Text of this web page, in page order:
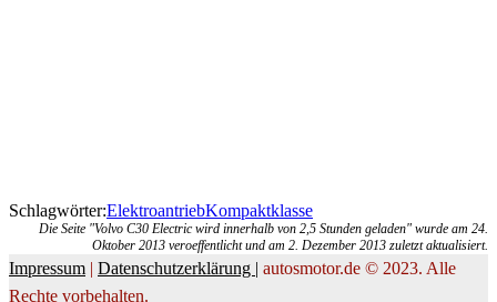
Schlagwörter:ElektroantriebKompaktklasse
Die Seite "Volvo C30 Electric wird innerhalb von 2,5 Stunden geladen" wurde am 24.
Oktober 2013 veroeffentlicht und am 2. Dezember 2013 zuletzt aktualisiert.
Impressum | Datenschutzerklärung | autosmotor.de © 2023. Alle
Rechte vorbehalten.